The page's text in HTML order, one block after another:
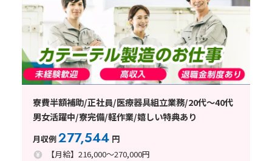
寮費半額補助/正社員/医療器具組立業務/20代～40代
男女活躍中/寮完備/軽作業/嬉しい特典あり
月収例277,544 円
【月給】216,000～270,000円